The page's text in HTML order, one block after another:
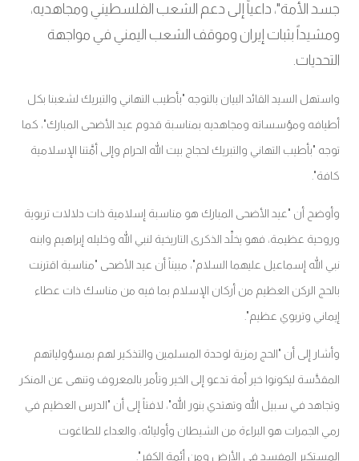
جسد الأمة"، داعياً إلى دعم الشعب الفلسطيني ومجاهديه،
ومشيداً بثبات إيران وموقف الشعب اليمني في مواجهة
التحديات.
واستهل السيد القائد البيان بالتوجه "بأطيب التهاني والتبريك لشعبنا بكل
أطيافه ومؤسساته ومجاهديه بمناسبة قدوم عيد الأضحى المبارك"، كما
توجه "بأطيب التهاني والتبريك لحجاج بيت الله الحرام وإلى أمَّتنا الإسلامية
كافة".
وأوضح أن "عيد الأضحى المبارك هو مناسبة إسلامية ذات دلالات تربوية
وروحية عظيمة، فهو يخلِّد الذكرى التاريخية لنبي الله وخليله إبراهيم وابنه
نبي الله إسماعيل عليهما السلام"، مبيناً أن عيد الأضحى "مناسبة اقترنت
بالحج الركن العظيم من أركان الإسلام بما فيه من مناسك ذات عطاء
إيماني وتربوي عظيم".
وأشار إلى أن "الحج رمزية لوحدة المسلمين والتذكير لهم بمسؤولياتهم
المقدَّسة ليكونوا خير أمة تدعو إلى الخير وتأمر بالمعروف وتنهى عن المنكر
وتجاهد في سبيل الله وتهتدي بنور الله"، لافتاً إلى أن "الدرس العظيم في
رمي الجمرات هو البراءة من الشيطان وأوليائه، والعداء للطاغوت
المستكبر المفسد في الأرض ومن أئمة الكفر".